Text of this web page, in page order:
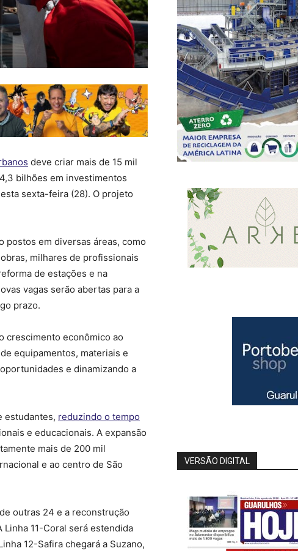
deve criar mais de 15 mil
bilhões em investimentos
sexta-feira (28). O projeto
postos em diversas áreas, como
milhares de profissionais
de estações e na
vagas serão abertas para a
prazo.
crescimento econômico ao
equipamentos, materiais e
e dinamizando a
estudantes, reduzindo o tempo
e educacionais. A expansão
mais de 200 mil
e ao centro de São
outras 24 e a reconstrução
11-Coral será estendida
12-Safira chegará a Suzano,
VERSÃO DIGITAL